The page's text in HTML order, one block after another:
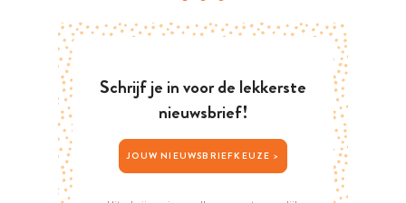
Schrijf je in voor de lekkerste
nieuwsbrief!
JOUW NIEUWSBRIEFKEUZE >